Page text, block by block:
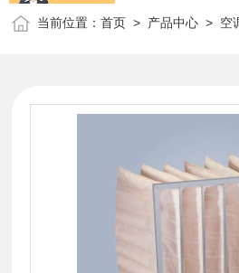
当前位置：首页 > 产品中心 > 空